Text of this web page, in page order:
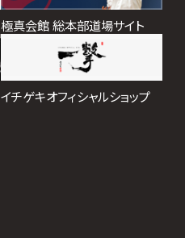
極真会館 総本部道場サイト
イチゲキオフィシャルショップ